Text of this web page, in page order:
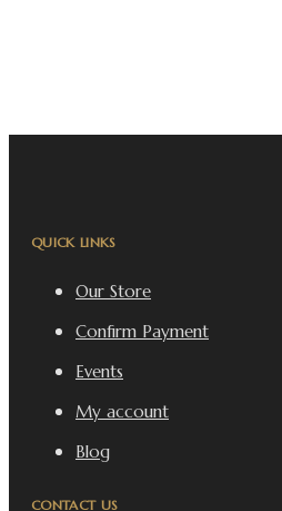
QUICK LINKS
Our Store
Confirm Payment
Events
My account
Blog
CONTACT US